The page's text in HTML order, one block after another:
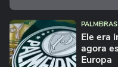
PALMEIRAS
Ele era
agora
Europa